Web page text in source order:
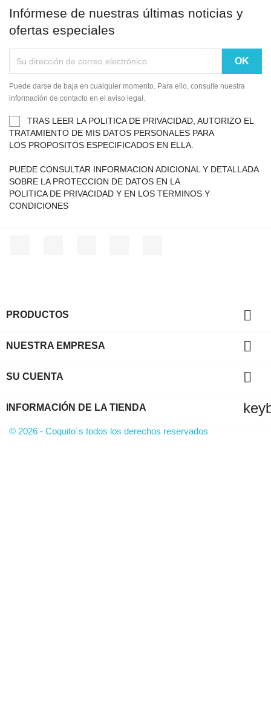
Infórmese de nuestras últimas noticias y
ofertas especiales
Puede darse de baja en cualquier momento. Para ello, consulte nuestra
información de contacto en el aviso legal.
TRAS LEER LA POLITICA DE PRIVACIDAD, AUTORIZO EL
TRATAMIENTO DE MIS DATOS PERSONALES PARA
LOS PROPOSITOS ESPECIFICADOS EN ELLA.
PUEDE CONSULTAR INFORMACION ADICIONAL Y DETALLADA
SOBRE LA PROTECCION DE DATOS EN LA
POLITICA DE PRIVACIDAD Y EN LOS TERMINOS Y
CONDICIONES
PRODUCTOS 
NUESTRA EMPRESA 
SU CUENTA 
INFORMACIÓN DE LA TIENDA
© 2026 - Coquito´s todos los derechos reservados